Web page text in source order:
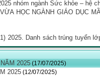
nhóm ngành Sức khỏe – hệ
HỌC NGÀNH GIÁO DỤC
2025. Danh sách trúng tuyển
2025 (17/07/2025)
2025 (12/07/2025)